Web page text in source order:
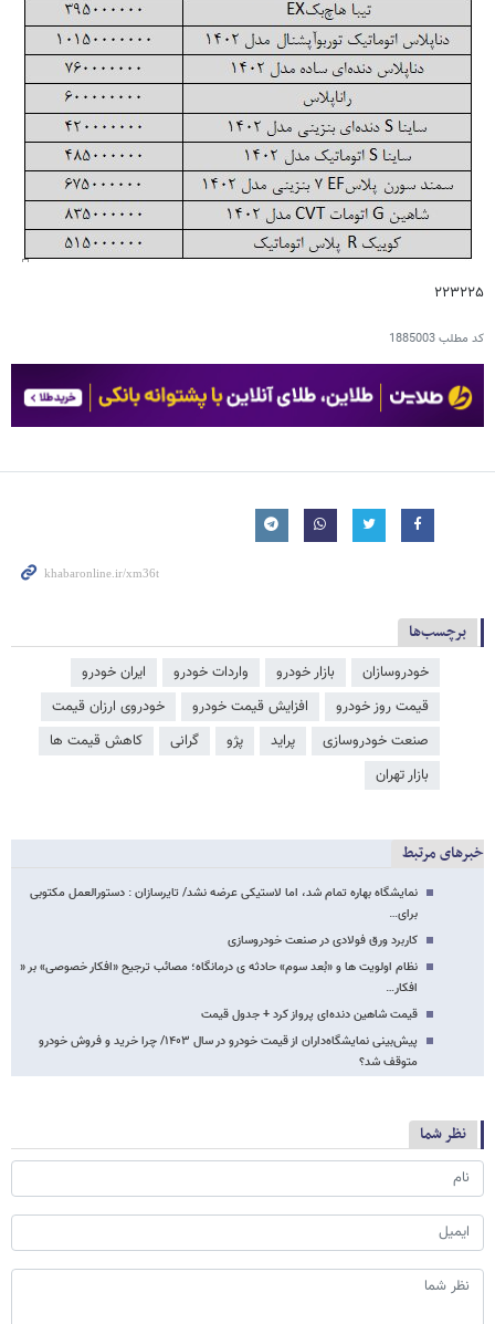
۲۲۳۲۲۵
کد مطلب1885003
برچسب‌ها
خودروسازان بازار خودرو واردات خودرو
ایران خودرو
قیمت روز خودرو
افزایش قیمت خودرو
خودروی ارزان قیمت
صنعت خودروسازی
پراید پژو گرانی
کاهش قیمت ها
بازار تهران
خبرهای مرتبط
نمایشگاه بهاره تمام شد، اما لاستیکی عرضه نشد/ تایرسازان : دستورالعمل مکتوبی
برای…
کاربرد ورق فولادی در صنعت خودروسازی
نظام اولویت ها و «بُعد سوم» حادثه ی درمانگاه؛ مصائب ترجیح «افکار خصوصی» بر «
افکار…
قیمت شاهین دنده‌ای پرواز کرد + جدول قیمت
پیش‌بینی نمایشگاه‌داران از قیمت خودرو در سال ۱۴۰۳/ چرا خرید و فروش خودرو
متوقف شد؟
نظر شما